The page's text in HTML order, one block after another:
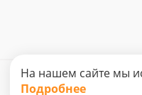
На нашем сайте мы
Подробнее